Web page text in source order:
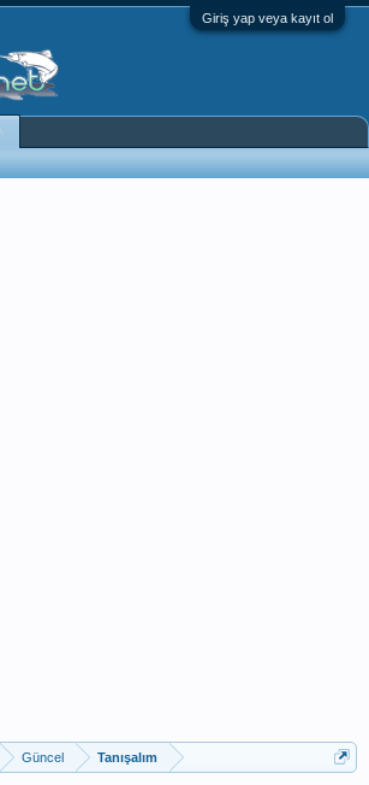
Giriş yap veya kayıt ol
Güncel Tanışalım